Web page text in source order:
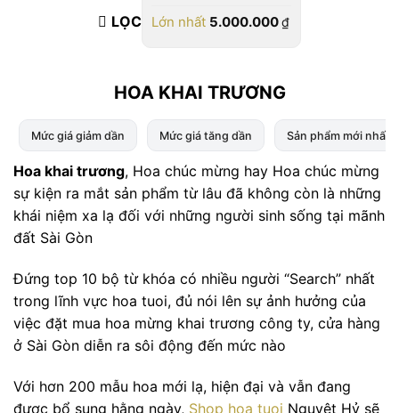
LỌC Lớn nhất 5.000.000₫
HOA KHAI TRƯƠNG
Mức giá giảm dần Mức giá tăng dần Sản phẩm mới nhất
Hoa khai trương, Hoa chúc mừng hay Hoa chúc mừng
sự kiện ra mắt sản phẩm từ lâu đã không còn là những
khái niệm xa lạ đối với những người sinh sống tại mãnh
đất Sài Gòn
Đứng top 10 bộ từ khóa có nhiều người “Search” nhất
trong lĩnh vực hoa tuoi, đủ nói lên sự ảnh hưởng của
việc đặt mua hoa mừng khai trương công ty, cửa hàng
ở Sài Gòn diễn ra sôi động đến mức nào
Với hơn 200 mẫu hoa mới lạ, hiện đại và vẫn đang
được bổ sung hằng ngày, Shop hoa tuoi Nguyệt Hỷ sẽ